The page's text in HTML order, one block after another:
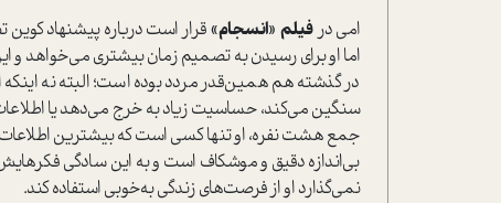
امی درفیلم «انسجام»قرار است درباره پیشنهاد
اما او برای رسیدن به تصمیم زمان بیشتری می‌خواهد
در گذشته هم همین‌قدر مردد بوده است؛ البته نه
سنگین می‌کند، حساسیت زیاد به خرج می‌دهد یا
بی‌اندازه دقیق و موشکاف است و به این سادگی
نمی‌گذارد او از فرصت‌های زندگی به‌خوبی استفاده کند.